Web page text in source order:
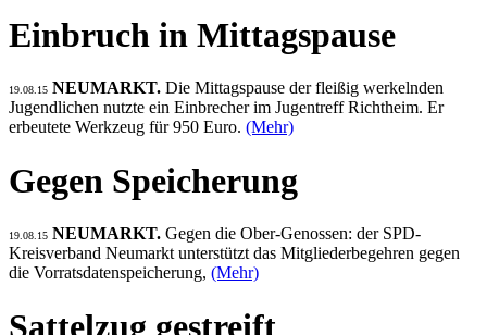
Einbruch in Mittagspause
19.08.15 NEUMARKT. Die Mittagspause der fleißig werkelnden
Jugendlichen nutzte ein Einbrecher im Jugentreff Richtheim. Er
erbeutete Werkzeug für 950 Euro. (Mehr)
Gegen Speicherung
19.08.15 NEUMARKT. Gegen die Ober-Genossen: der SPD-
Kreisverband Neumarkt unterstützt das Mitgliederbegehren gegen
die Vorratsdatenspeicherung, (Mehr)
Sattelzug gestreift